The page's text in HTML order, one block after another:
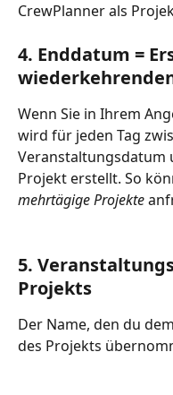
CrewPlanner als
4. Enddatum =
Wenn Sie in Ihrem
wird für jeden Tag
Veranstaltungsdatum
Projekt erstellt. So
mehrtägige Projekte
5.
Projekts
Der Name, den du
des Projekts